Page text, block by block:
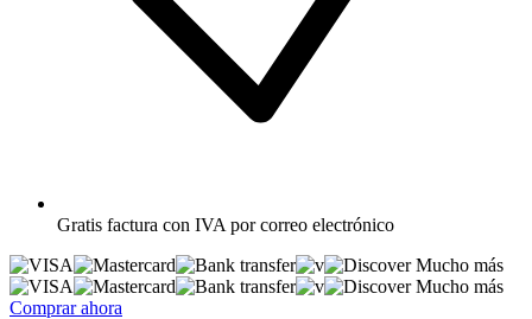
Gratis factura con IVA por correo electrónico
Mucho más
Mucho más
Comprar ahora